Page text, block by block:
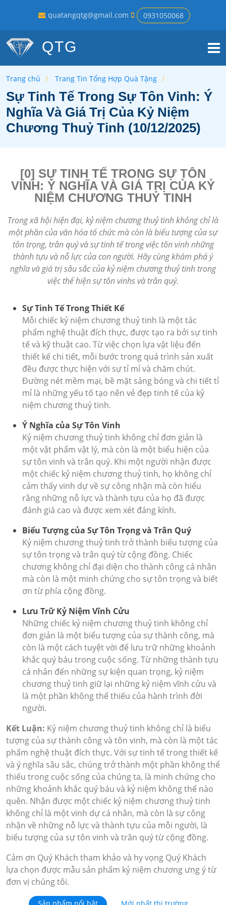
quatangqtg@gmail.com 0931050068
QTG
Trang chủ Trang Tin Tổng Hợp Quà Tặng
Sự Tinh Tế Trong Sự Tôn Vinh: Ý
Nghĩa Và Giá Trị Của Kỷ Niệm
Chương Thuỷ Tinh (10/12/2025)
[0] SỰ TINH TẾ TRONG SỰ TÔN
VINH: Ý NGHĨA VÀ GIÁ TRỊ CỦA KỶ
NIỆM CHƯƠNG THUỶ TINH
Trong xã hội hiện đại, kỷ niệm chương thuỷ tinh không chỉ là
một phần của văn hóa tổ chức mà còn là biểu tượng của sự
tôn trọng, trân quý và sự tinh tế trong việc tôn vinh những
thành tựu và nỗ lực của con người. Hãy cùng khám phá ý
nghĩa và giá trị sâu sắc của kỷ niệm chương thuỷ tinh trong
việc thể hiện sự tôn vinhs và trân quý.
Sự Tinh Tế Trong Thiết Kế
Mỗi chiếc kỷ niệm chương thuỷ tinh là một tác
phẩm nghệ thuật đích thực, được tạo ra bởi sự tinh
tế và kỹ thuật cao. Từ việc chọn lựa vật liệu đến
thiết kế chi tiết, mỗi bước trong quá trình sản xuất
đều được thực hiện với sự tỉ mỉ và chăm chút.
Đường nét mềm mại, bề mặt sáng bóng và chi tiết tỉ
mỉ là những yếu tố tạo nên vẻ đẹp tinh tế của kỷ
niệm chương thuỷ tinh.
Ý Nghĩa của Sự Tôn Vinh
Kỷ niệm chương thuỷ tinh không chỉ đơn giản là
một vật phẩm vật lý, mà còn là một biểu hiện của
sự tôn vinh và trân quý. Khi một người nhận được
một chiếc kỷ niệm chương thuỷ tinh, họ không chỉ
cảm thấy vinh dự về sự công nhận mà còn hiểu
rằng những nỗ lực và thành tựu của họ đã được
đánh giá cao và được xem xét đáng kính.
Biểu Tượng của Sự Tôn Trọng và Trân Quý
Kỷ niệm chương thuỷ tinh trở thành biểu tượng của
sự tôn trọng và trân quý từ cộng đồng. Chiếc
chương không chỉ đại diện cho thành công cá nhân
mà còn là một minh chứng cho sự tôn trọng và biết
ơn từ phía cộng đồng.
Lưu Trữ Kỷ Niệm Vĩnh Cửu
Những chiếc kỷ niệm chương thuỷ tinh không chỉ
đơn giản là một biểu tượng của sự thành công, mà
còn là một cách tuyệt vời để lưu trữ những khoảnh
khắc quý báu trong cuộc sống. Từ những thành tựu
cá nhân đến những sự kiện quan trọng, kỷ niệm
chương thuỷ tinh giữ lại những kỷ niệm vĩnh cửu và
là một phần không thể thiếu của hành trình đời
người.
Kết Luận: Kỷ niệm chương thuỷ tinh không chỉ là biểu
tượng của sự thành công và tôn vinh, mà còn là một tác
phẩm nghệ thuật đích thực. Với sự tinh tế trong thiết kế
và ý nghĩa sâu sắc, chúng trở thành một phần không thể
thiếu trong cuộc sống của chúng ta, là minh chứng cho
những khoảnh khắc quý báu và kỷ niệm không thể nào
quên. Nhận được một chiếc kỷ niệm chương thuỷ tinh
không chỉ là một vinh dự cá nhân, mà còn là sự công
nhận về những nỗ lực và thành tựu của mỗi người, là
biểu tượng của sự tôn vinh và trân quý từ cộng đồng.
Cảm ơn Quý Khách tham khảo và hy vọng Quý Khách
lựa chọn được mẫu sản phẩm kỷ niệm chương ưng ý từ
đơn vị chúng tôi.